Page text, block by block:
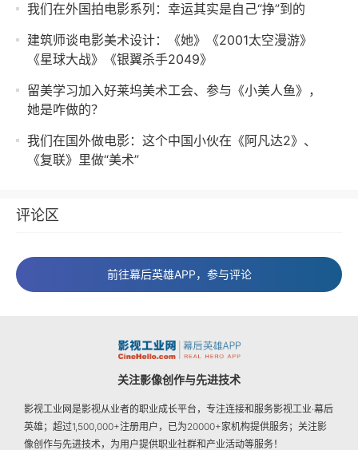
我们在外国拍电影系列：幸运其实是自己“挣”到的
建筑师谈电影美术设计：《她》《2001太空漫游》
《星球大战》《银翼杀手2049》
留美学习加入好莱坞美术工会、参与《小美人鱼》，
她是咋做的？
我们在国外做电影：这个中国小伙在《阿凡达2》、
《复联》里做“美术”
评论区
前往幕后英雄APP，参与评论
关注影像创作与先进技术
影视工业网是影视从业者的职业成长平台，专注连接和服务影视工业·幕后
英雄；超过1,500,000+注册用户，已为20000+家机构提供服务；关注影
像创作与先进技术，为用户提供职业社群和产业活动等服务！